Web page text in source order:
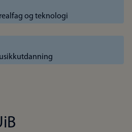
og teknologi